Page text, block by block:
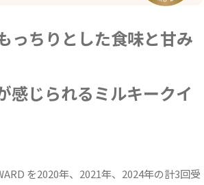
っちりとした食味と甘み
感じられるミルキークイ
を2020年、2021年、2024年の計3回受